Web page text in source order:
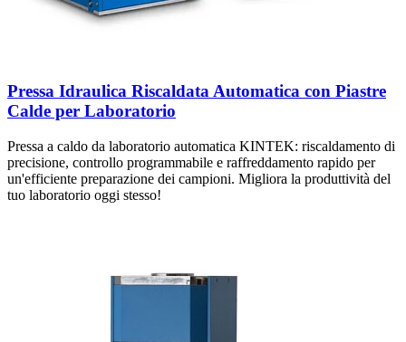
Pressa Idraulica Riscaldata Automatica con Piastre
Calde per Laboratorio
Pressa a caldo da laboratorio automatica KINTEK: riscaldamento di
precisione, controllo programmabile e raffreddamento rapido per
un'efficiente preparazione dei campioni. Migliora la produttività del
tuo laboratorio oggi stesso!